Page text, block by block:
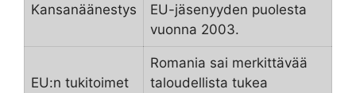
Kansanäänestys
EU-jäsenyyden puolesta
vuonna 2003.
EU:n tukitoimet
Romania sai merkittävää
taloudellista tukea